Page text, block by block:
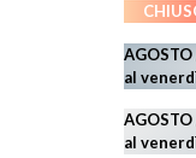
al
AGOSTO
al